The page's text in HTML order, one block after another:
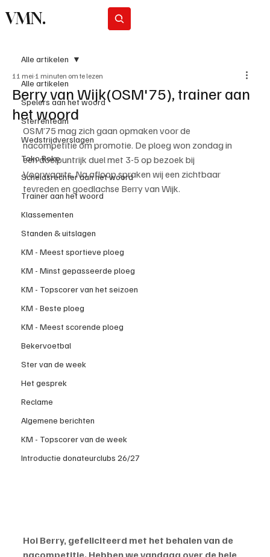
VMN.
Alle artikelen
Spelers aan het woord
Sterrenteam
Wedstrijdverslagen
Toko Roko
Scheidsrechter aan het woord
Trainer aan het woord
Klassementen
Standen & uitslagen
KM - Meest sportieve ploeg
KM - Minst gepasseerde ploeg
KM - Topscorer van het seizoen
KM - Beste ploeg
KM - Meest scorende ploeg
Bekervoetbal
Ster van de week
Het gesprek
Reclame
Algemene berichten
KM - Topscorer van de week
Introductie donateurclubs 26/27
Alle artikelen
Berry van Wijk(OSM'75), trainer aan
het woord
11 mei 1 minuten om te lezen
OSM’75 mag zich gaan opmaken voor de
nacompetitie om promotie. De ploeg won zondag in
een doelpuntrijk duel met 3-5 op bezoek bij
Voorwaarts. Na afloop spraken wij een zichtbaar
tevreden en goedlachse Berry van Wijk.
Hoi Berry, gefeliciteerd met het behalen van de